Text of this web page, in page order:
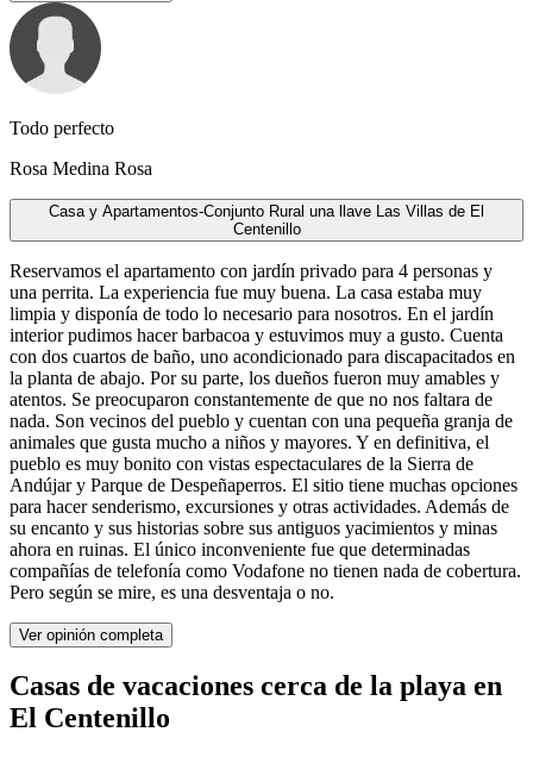
Todo perfecto
Rosa Medina Rosa
Casa y Apartamentos-Conjunto Rural una llave Las Villas de El
Centenillo
Reservamos el apartamento con jardín privado para 4 personas y
una perrita. La experiencia fue muy buena. La casa estaba muy
limpia y disponía de todo lo necesario para nosotros. En el jardín
interior pudimos hacer barbacoa y estuvimos muy a gusto. Cuenta
con dos cuartos de baño, uno acondicionado para discapacitados en
la planta de abajo. Por su parte, los dueños fueron muy amables y
atentos. Se preocuparon constantemente de que no nos faltara de
nada. Son vecinos del pueblo y cuentan con una pequeña granja de
animales que gusta mucho a niños y mayores. Y en definitiva, el
pueblo es muy bonito con vistas espectaculares de la Sierra de
Andújar y Parque de Despeñaperros. El sitio tiene muchas opciones
para hacer senderismo, excursiones y otras actividades. Además de
su encanto y sus historias sobre sus antiguos yacimientos y minas
ahora en ruinas. El único inconveniente fue que determinadas
compañías de telefonía como Vodafone no tienen nada de cobertura.
Pero según se mire, es una desventaja o no.
Ver opinión completa
Casas de vacaciones cerca de la playa en
El Centenillo